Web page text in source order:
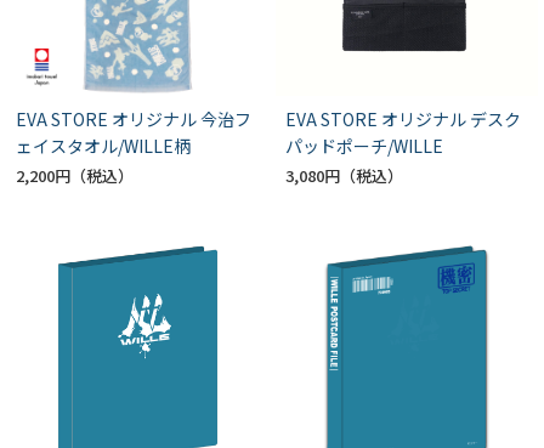
EVA STORE オリジナル 今治フ
ェイスタオル/WILLE柄
2,200円
EVA STORE オリジナル デスク
パッドポーチ/WILLE
3,080円